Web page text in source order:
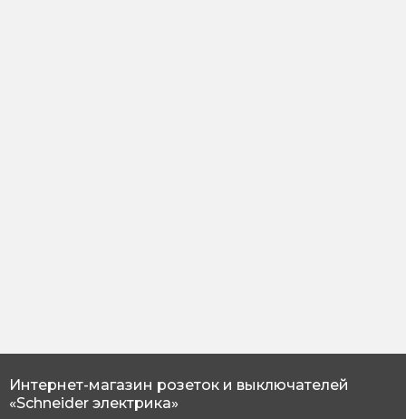
Интернет-магазин розеток и выключателей
«Schneider электрика»